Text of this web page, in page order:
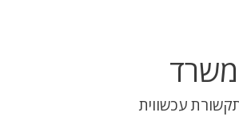
עכשווית